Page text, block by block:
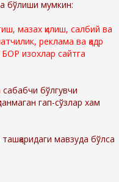
бўлиши мумкин:
мазах қилиш, салбий ва
реклама ва қадр
изохлар сайтга
бўлгувчи
гап-сўзлар хам
мавзуда бўлса